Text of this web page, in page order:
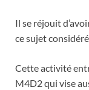
Il se réjouit
ce sujet
Cette activité
M4D2 qui vise